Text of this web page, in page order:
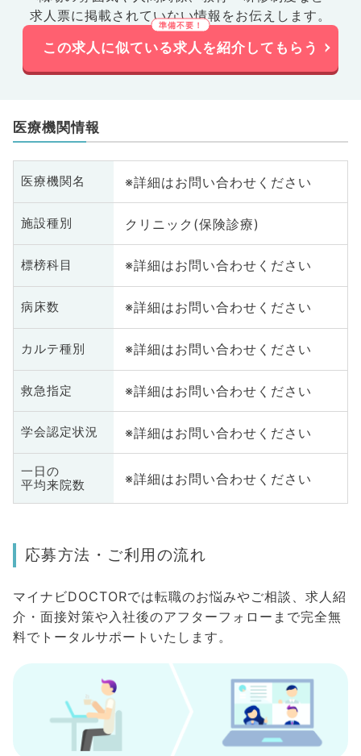
求人票に掲載されていない情報をお伝えします。
この求人に似ている求人を紹介してもらう
医療機関情報
医療機関名 ※詳細はお問い合わせください
施設種別 クリニック(保険診療)
標榜科目 ※詳細はお問い合わせください
病床数 ※詳細はお問い合わせください
カルテ種別 ※詳細はお問い合わせください
救急指定 ※詳細はお問い合わせください
学会認定状況 ※詳細はお問い合わせください
一日の
平均来院数
※詳細はお問い合わせください
応募方法・ご利用の流れ
マイナビDOCTORでは転職のお悩みやご相談、求人紹
介・面接対策や入社後のアフターフォローまで完全無
料でトータルサポートいたします。